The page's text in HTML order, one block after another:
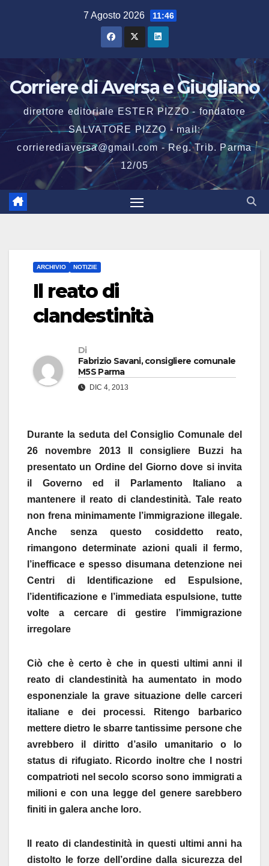
7 Agosto 2026 11:46
Corriere di Aversa e Giugliano
direttore editoriale ESTER PIZZO - fondatore
SALVATORE PIZZO - mail:
corrierediaversa@gmail.com - Reg. Trib. Parma
12/05
ARCHIVIO NOTIZIE
Il reato di
clandestinità
Di
Fabrizio Savani, consigliere comunale
M5S Parma
DIC 4, 2013
Durante la seduta del Consiglio Comunale del
26 novembre 2013 Il consigliere Buzzi ha
presentato un Ordine del Giorno dove si invita
il Governo ed il Parlamento Italiano a
mantenere il reato di clandestinità. Tale reato
non frena minimamente l’immigrazione illegale.
Anche senza questo cosiddetto reato,
rimangono determinate azioni quali il fermo,
l’inefficace e spesso disumana detenzione nei
Centri di Identificazione ed Espulsione,
l’identificazione e l’immediata espulsione, tutte
volte a cercare di gestire l’immigrazione
irregolare
Ciò che è certo è che in questi ultimi anni il
reato di clandestinità ha aumentato in modo
esponenziale la grave situazione delle carceri
italiane e dei processi. Ritengo barbarico
mettere dietro le sbarre tantissime persone che
avrebbero il diritto d’asilo umanitario o lo
status di rifugiato. Ricordo inoltre che I nostri
compatrioti nel secolo scorso sono immigrati a
milioni e con una legge del genere sarebbero
finiti in galera anche loro.
Il reato di clandestinità in questi ultimi anni ha
distolto le forze dell’ordine dalla sicurezza del